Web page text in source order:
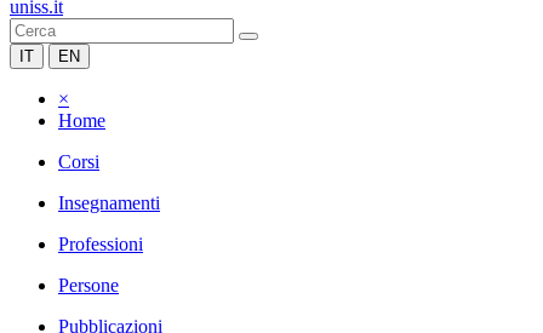
uniss.it
IT EN
×
Home
Corsi
Insegnamenti
Professioni
Persone
Pubblicazioni